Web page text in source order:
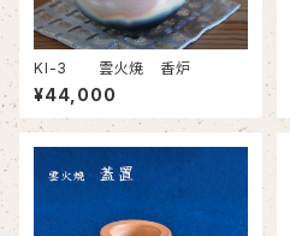
KI-3 雲火焼 香炉
¥44,000